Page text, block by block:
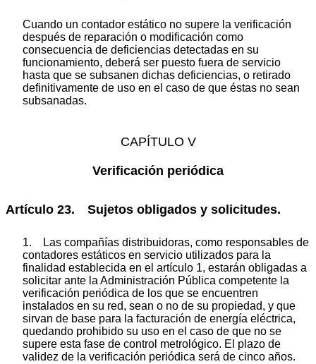
Cuando un contador estático no supere la verificación
después de reparación o modificación como
consecuencia de deficiencias detectadas en su
funcionamiento, deberá ser puesto fuera de servicio
hasta que se subsanen dichas deficiencias, o retirado
definitivamente de uso en el caso de que éstas no sean
subsanadas.
CAPÍTULO V
Verificación periódica
Artículo 23. Sujetos obligados y solicitudes.
1. Las compañías distribuidoras, como responsables de
contadores estáticos en servicio utilizados para la
finalidad establecida en el artículo 1, estarán obligadas a
solicitar ante la Administración Pública competente la
verificación periódica de los que se encuentren
instalados en su red, sean o no de su propiedad, y que
sirvan de base para la facturación de energía eléctrica,
quedando prohibido su uso en el caso de que no se
supere esta fase de control metrológico. El plazo de
validez de la verificación periódica será de cinco años.